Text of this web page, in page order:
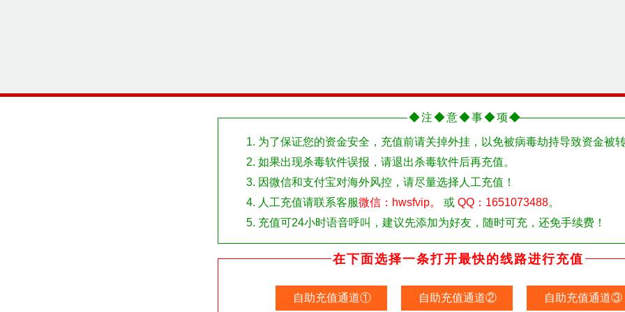
◆注◆意◆事◆项◆
为了保证您的资金安全，充值前请关掉外挂，以免被病毒劫持导致资金被
如果出现杀毒软件误报，请退出杀毒软件后再充值。
因微信和支付宝对海外风控，请尽量选择人工充值！
人工充值请联系客服微信：hwsfvip。 或 QQ：1651073488。
充值可24小时语音呼叫，建议先添加为好友，随时可充，还免手续费！
在下面选择一条打开最快的线路进行充值
自助充值通道① 自助充值通道② 自助充值通道③